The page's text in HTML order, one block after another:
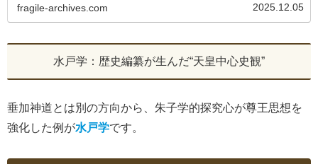
fragile-archives.com 2025.12.05
水戸学：歴史編纂が生んだ“天皇中心史観”
垂加神道とは別の方向から、朱子学的探究心が尊王思想を
強化した例が水戸学です。